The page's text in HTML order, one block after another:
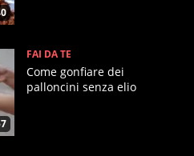
FAI DA TE
Come gonfiare dei
palloncini senza elio